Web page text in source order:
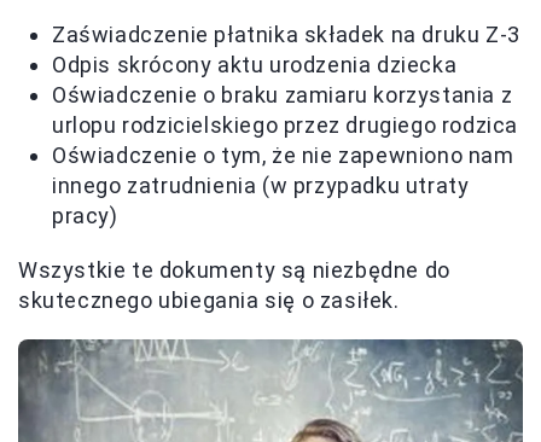
Zaświadczenie płatnika składek na druku Z-3
Odpis skrócony aktu urodzenia dziecka
Oświadczenie o braku zamiaru korzystania z
urlopu rodzicielskiego przez drugiego rodzica
Oświadczenie o tym, że nie zapewniono nam
innego zatrudnienia (w przypadku utraty
pracy)
Wszystkie te dokumenty są niezbędne do
skutecznego ubiegania się o zasiłek.